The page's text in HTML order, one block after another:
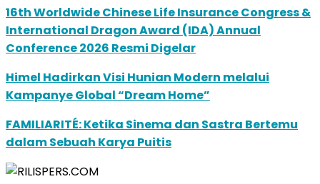
16th Worldwide Chinese Life Insurance Congress &
International Dragon Award (IDA) Annual
Conference 2026 Resmi Digelar
Himel Hadirkan Visi Hunian Modern melalui
Kampanye Global “Dream Home”
FAMILIARITÉ: Ketika Sinema dan Sastra Bertemu
dalam Sebuah Karya Puitis